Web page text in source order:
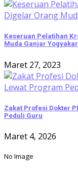
Keseruan Pelatihan
Muda Ganjar
Maret 27, 2023
Zakat Profesi Dokter
Peduli Guru
Maret 4, 2026
No Image